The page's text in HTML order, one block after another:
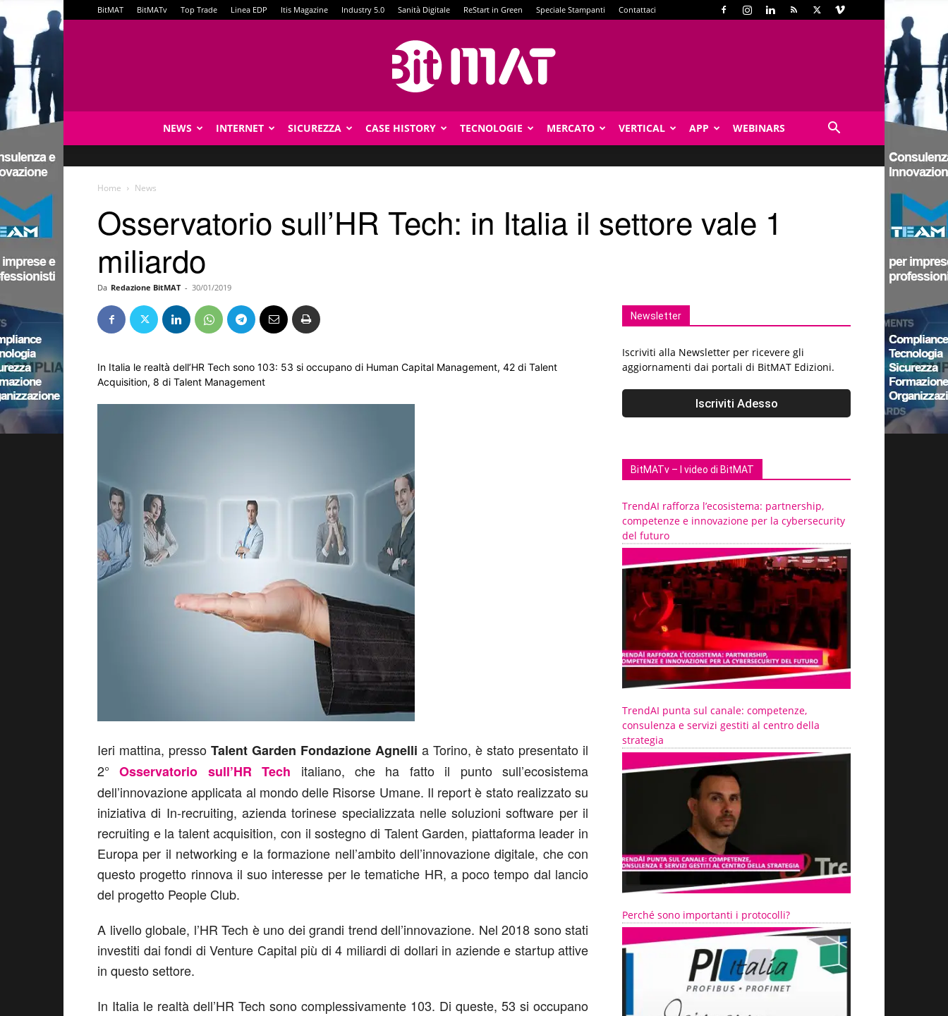
BitMAT BitMATv Top Trade Linea EDP Itis Magazine Industry 5.0 Sanità Digitale ReStart in Green Speciale Stampanti Contattaci
NEWS INTERNET SICUREZZA CASE HISTORY TECNOLOGIE MERCATO VERTICAL APP WEBINARS
Home News
Osservatorio sull’HR Tech: in Italia il settore vale 1
miliardo
Da Redazione BitMAT - 30/01/2019
In Italia le realtà dell’HR Tech sono 103: 53 si occupano di Human Capital Management, 42 di Talent
Acquisition, 8 di Talent Management
Ieri mattina, presso Talent Garden Fondazione Agnelli a Torino, è stato presentato il
2°Osservatorio sull’HR Tech italiano, che ha fatto il punto sull’ecosistema
dell’innovazione applicata al mondo delle Risorse Umane. Il report è stato realizzato su
iniziativa di In-recruiting, azienda torinese specializzata nelle soluzioni software per il
recruiting e la talent acquisition, con il sostegno di Talent Garden, piattaforma leader in
Europa per il networking e la formazione nell’ambito dell’innovazione digitale, che con
questo progetto rinnova il suo interesse per le tematiche HR, a poco tempo dal lancio
del progetto People Club.
A livello globale, l’HR Tech è uno dei grandi trend dell’innovazione. Nel 2018 sono stati
investiti dai fondi di Venture Capital più di 4 miliardi di dollari in aziende e startup attive
in questo settore.
In Italia le realtà dell’HR Tech sono complessivamente 103. Di queste, 53 si occupano
Newsletter
Iscriviti alla Newsletter per ricevere gli
aggiornamenti dai portali di BitMAT Edizioni.
BitMATv – I video di BitMAT
TrendAI rafforza l’ecosistema: partnership,
competenze e innovazione per la cybersecurity
del futuro
TrendAI punta sul canale: competenze,
consulenza e servizi gestiti al centro della
strategia
Perché sono importanti i protocolli?